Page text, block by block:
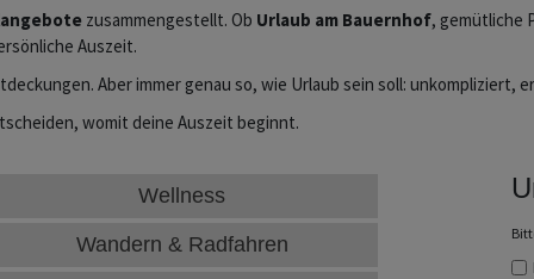
zusammengestellt. Ob Urlaub am Bauernhof, gemütliche
Auszeit.
Aber immer genau so, wie Urlaub sein soll:
womit deine Auszeit beginnt.
Wellness
Wandern & Radfahren